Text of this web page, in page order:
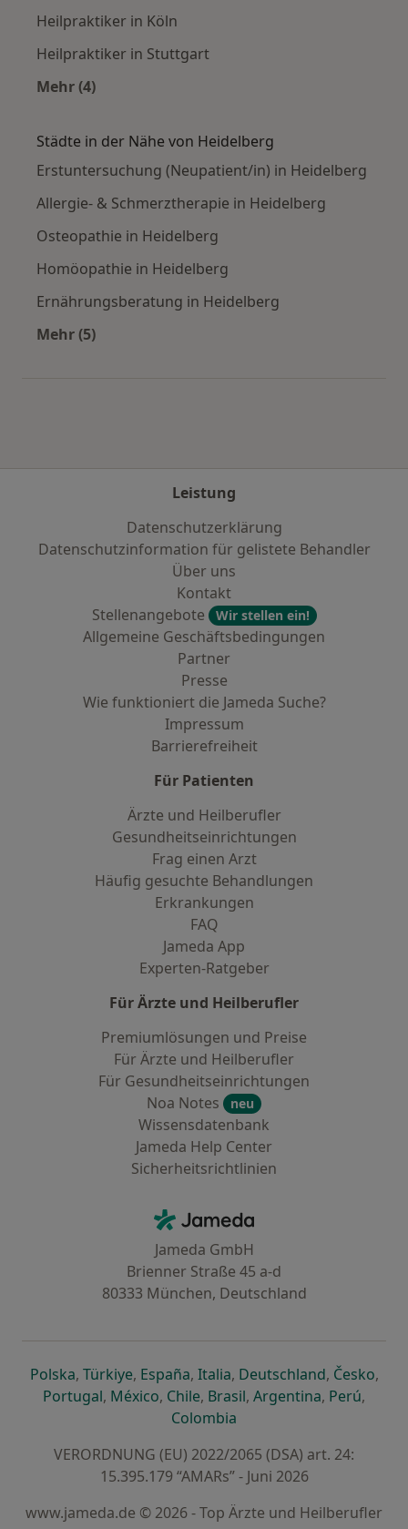
Heilpraktiker in Köln
Heilpraktiker in Stuttgart
Mehr (4)
Städte in der Nähe von Heidelberg
Erstuntersuchung (Neupatient/in) in Heidelberg
Allergie- & Schmerztherapie in Heidelberg
Osteopathie in Heidelberg
Homöopathie in Heidelberg
Ernährungsberatung in Heidelberg
Mehr (5)
Leistung
Datenschutzerklärung
Datenschutzinformation für gelistete Behandler
Über uns
Kontakt
Stellenangebote
Wir stellen ein!
Allgemeine Geschäftsbedingungen
Partner
Presse
Wie funktioniert die Jameda Suche?
Impressum
Barrierefreiheit
Für Patienten
Ärzte und Heilberufler
Gesundheitseinrichtungen
Frag einen Arzt
Häufig gesuchte Behandlungen
Erkrankungen
FAQ
Jameda App
Experten-Ratgeber
Für Ärzte und Heilberufler
Premiumlösungen und Preise
Für Ärzte und Heilberufler
Für Gesundheitseinrichtungen
Noa Notes
neu
Wissensdatenbank
Jameda Help Center
Sicherheitsrichtlinien
Jameda - Startseite
Jameda GmbH
Brienner Straße 45 a-d
80333 München, Deutschland
Polskaöffnet in einer neuen Registerkarte
, Türkiyeöffnet in einer neuen Registerkarte
, Españaöffnet in einer neuen
, Italiaöffnet in einer neuen
, Deutschlandöffnet in
, Česko,
Portugalöffnet in einer neuen Registerkarte
, Méxicoöffnet in einer neuen Registerkarte
, Chileöffnet in einer neuen
, Brasilöffnet in einer neuen
, Argentinaöffnet in
, Perúöffnet
,
Colombia
VERORDNUNG (EU) 2022/2065 (DSA) art. 24:
15.395.179 “AMARs” - Juni 2026
www.jameda.de © 2026 - Top Ärzte und Heilberufler